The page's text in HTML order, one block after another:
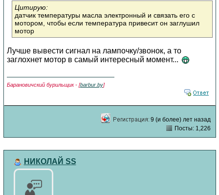
Цитирую:
датчик температуры масла электронный и связать его с
мотором, чтобы если температура привесит он заглушил
мотор
Лучше вывести сигнал на лампочку/звонок, а то
заглохнет мотор в самый интересный момент...
Барановичский бурильщик - [barbur.by]
9 (и более) лет назад
Посты: 1,226
НИКОЛАЙ SS